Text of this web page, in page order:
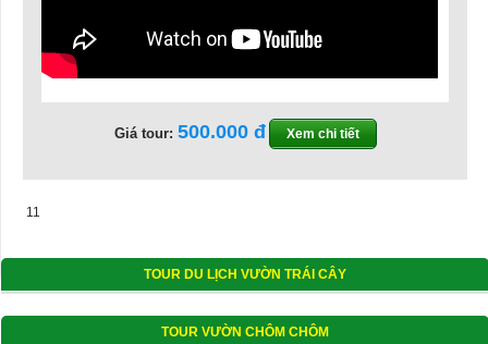
Giá tour: 500.000 Xem chi tiết
11
TOUR DU LỊCH VƯỜN TRÁI CÂY
TOUR VƯỜN CHÔM CHÔM